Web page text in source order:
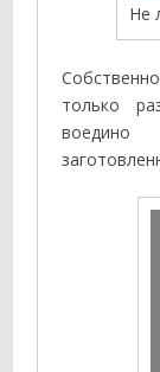
Не
только